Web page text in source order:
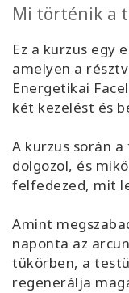
Mi történik a
Ez a kurzus egy
amelyen a
Energetikai
két kezelést és
A kurzus során
dolgozol, és
felfedezed, mit
Amint
naponta az
tükörben, a
regenerálja